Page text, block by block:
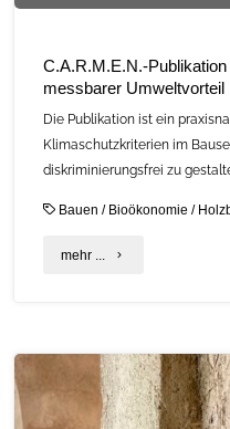
C.A.R.M.E.N.-
messbarer Umweltvorteil
Die Publikation ist ein
Klimaschutzkriterien im
diskriminierungsfrei zu
Bauen / Bioökonomie /
mehr ... "C.A.R.M.E.N.-
Regionalität
ist